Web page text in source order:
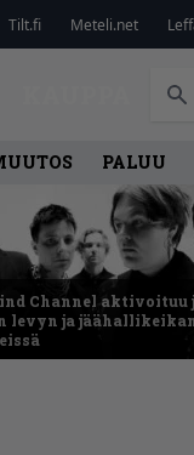
Tilt.fi Meteli.net
PALUU
Channel aktivoituu
levyn ja